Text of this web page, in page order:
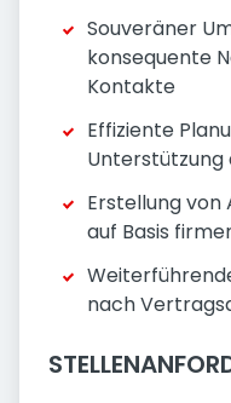
Souveräner
konsequente
Kontakte
Effiziente
Unterstützung
Erstellung
auf Basis
nach